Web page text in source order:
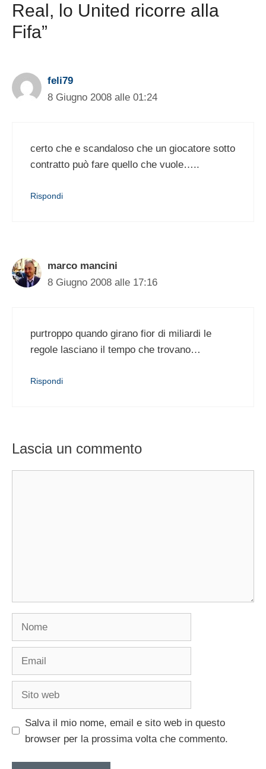
Real, lo United ricorre alla
Fifa”
feli79
8 Giugno 2008 alle 01:24
certo che e scandaloso che un giocatore sotto
contratto può fare quello che vuole…..
Rispondi
marco mancini
8 Giugno 2008 alle 17:16
purtroppo quando girano fior di miliardi le
regole lasciano il tempo che trovano…
Rispondi
Lascia un commento
Salva il mio nome, email e sito web in questo
browser per la prossima volta che commento.